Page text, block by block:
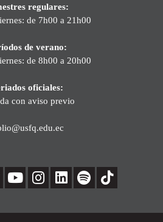
regulares:
de 7h00 a 21h00
de verano:
de 8h00 a 20h00
oficiales:
con aviso previo